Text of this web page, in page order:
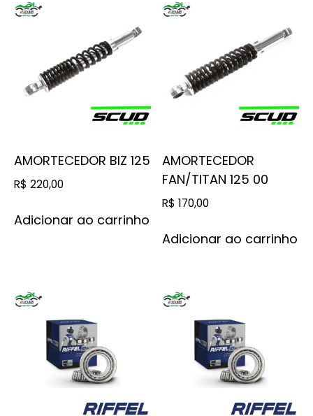
AMORTECEDOR BIZ 125
R$ 220,00
Adicionar ao carrinho
AMORTECEDOR
FAN/TITAN 125 00
R$ 170,00
Adicionar ao carrinho